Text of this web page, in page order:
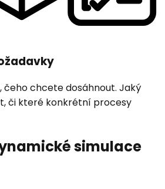
čeho chcete dosáhnout. Jaký
či které konkrétní procesy
simulace